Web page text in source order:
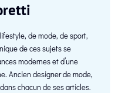
de mode, de sport,
de ces sujets se
modernes et d’une
Ancien designer de mode,
chacun de ses articles.